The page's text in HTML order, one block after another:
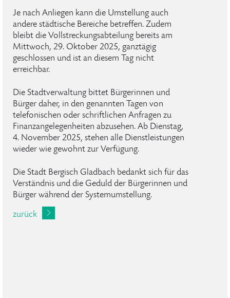
Je nach Anliegen kann die Umstellung auch
andere städtische Bereiche betreffen. Zudem
bleibt die Vollstreckungsabteilung bereits am
Mittwoch, 29. Oktober 2025, ganztägig
geschlossen und ist an diesem Tag nicht
erreichbar.
Die Stadtverwaltung bittet Bürgerinnen und
Bürger daher, in den genannten Tagen von
telefonischen oder schriftlichen Anfragen zu
Finanzangelegenheiten abzusehen. Ab Dienstag,
4. November 2025, stehen alle Dienstleistungen
wieder wie gewohnt zur Verfügung.
Die Stadt Bergisch Gladbach bedankt sich für das
Verständnis und die Geduld der Bürgerinnen und
Bürger während der Systemumstellung.
zurück